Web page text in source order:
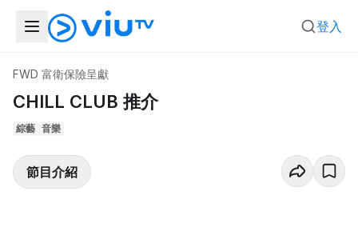
登入
FWD 富衛保險呈獻
CHILL CLUB 推介
綜藝 音樂
節目介紹